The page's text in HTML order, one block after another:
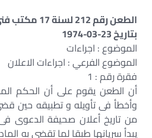
الطعن رقم 212 لسنة 17 مكتب فنى 19 صفحة رقم 224
بتاريخ 23-03-1974
الموضوع : اجراءات
الموضوع الفرعي : اجراءات الاعلان
فقرة رقم : 1
أن الطعن يقوم على أن الحكم
وأخطأ فى تأويله و تطبيقه حين قضى
من تاريخ أعلان صحيفة الدعوى فى